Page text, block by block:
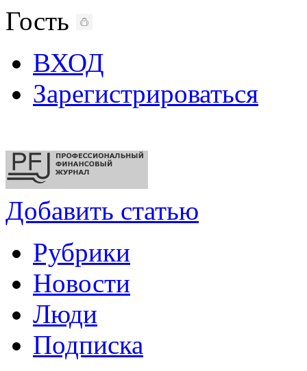
Гость
ВХОД
Зарегистрироваться
Добавить статью
Рубрики
Новости
Люди
Подписка